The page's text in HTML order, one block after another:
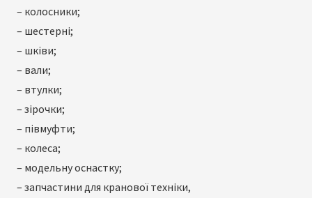
– колосники;
– шестерні;
– шківи;
– вали;
– втулки;
– зірочки;
– півмуфти;
– колеса;
– модельну оснастку;
– запчастини для кранової техніки,